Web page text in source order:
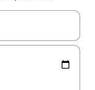
du navigera med